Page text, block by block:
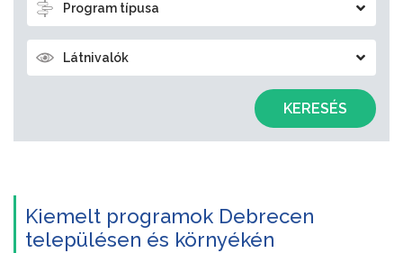
Program típusa
Látnivalók
KERESÉS
Kiemelt programok Debrecen
településen és környékén